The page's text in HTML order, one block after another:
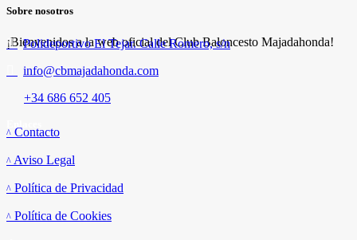
Sobre nosotros
¡Bienvenidos a la web oficial del Club Baloncesto Majadahonda!
Polideportivo El Tejar. Calle Romero, s/n
info@cbmajadahonda.com
+34 686 652 405
Contacto
Aviso Legal
Política de Privacidad
Política de Cookies